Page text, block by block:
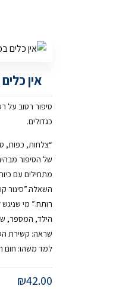
אין
סיפור רטוב על
כגדולים.
“צלחות, כפות,
של הסיפור
מתחילים עם
השאלה.”סינור
רותח.” מי
הילד, המספר,
שראה: קשירת
למד משהו: חום
₪42.00